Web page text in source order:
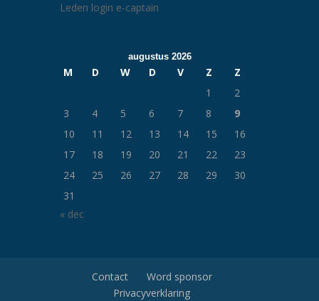
Leden login e-captain
augustus 2026
M D W D V Z
Z
1
2
3
4 5 6 7 8
9
10
11 12 13 14 15
16
17
18 19 20 21 22
23
24
25 26 27 28 29
30
31
« dec
Contact
Word sponsor
Privacyverklaring